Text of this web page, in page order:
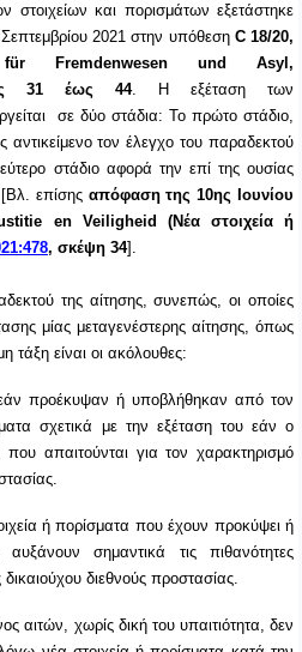
στοιχείων και πορισμάτων εξετάστηκε
2021 στην υπόθεση C 18/20,
Fremdenwesen und Asyl,
31 έως 44. Η εξέταση των
σε δύο στάδια: Το πρώτο στάδιο,
τον έλεγχο του παραδεκτού
στάδιο αφορά την επί της ουσίας
επίσης απόφαση της 10ης Ιουνίου
en Veiligheid (Νέα στοιχεία ή
, σκέψη 34].
της αίτησης, συνεπώς, οι οποίες
μίας μεταγενέστερης αίτησης, όπως
τάξη είναι οι ακόλουθες:
εάν προέκυψαν ή υποβλήθηκαν από τον
σχετικά με την εξέταση του εάν ο
που απαιτούνται για τον χαρακτηρισμό
ή πορίσματα που έχουν προκύψει ή
σημαντικά τις πιθανότητες
διεθνούς προστασίας.
αιτών, χωρίς δική του υπαιτιότητα, δεν